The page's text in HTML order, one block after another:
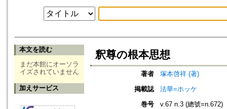
本文を読む
まだ本館にオーソラ
イズされていません
加えサービス
釈尊の根本思想
著者
塚本啓祥 (著)
掲載誌
法華=ホッケ
巻号
v.67 n.3 (總號=n.672)